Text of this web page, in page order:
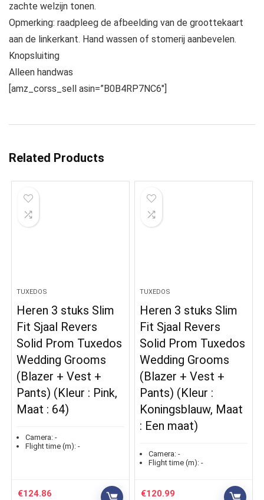
zachte welzijn tonen.
Opmerking: raadpleeg de afbeelding van de groottekaart
aan de linkerkant. Hand wassen of stomerij aanbevelen.
Knopsluiting
Alleen handwas
[amz_corss_sell asin=”B0B4RP7NC6″]
Related Products
TUXEDOS
Heren 3 stuks Slim
Fit Sjaal Revers
Solid Prom Tuxedos
Wedding Grooms
(Blazer + Vest +
Pants) (Kleur : Pink,
Maat : 64)
Camera: -
Flight time (m): -
€124.86
TUXEDOS
Heren 3 stuks Slim
Fit Sjaal Revers
Solid Prom Tuxedos
Wedding Grooms
(Blazer + Vest +
Pants) (Kleur :
Koningsblauw, Maat
: Een maat)
Camera: -
Flight time (m): -
€120.99